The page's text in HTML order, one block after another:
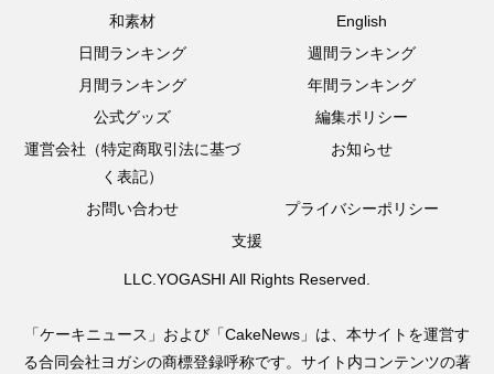
和素材
English
日間ランキング
週間ランキング
月間ランキング
年間ランキング
公式グッズ
編集ポリシー
運営会社（特定商取引法に基づ
く表記）
お知らせ
お問い合わせ
プライバシーポリシー
支援
LLC.YOGASHI All Rights Reserved.
「ケーキニュース」および「CakeNews」は、本サイトを運営す
る合同会社ヨガシの商標登録呼称です。サイト内コンテンツの著